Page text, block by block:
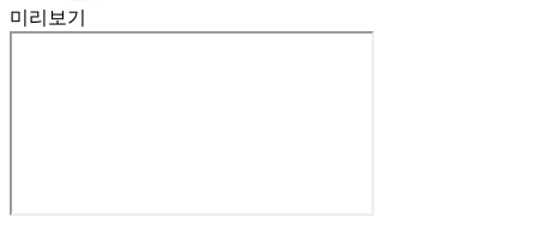
미리보기